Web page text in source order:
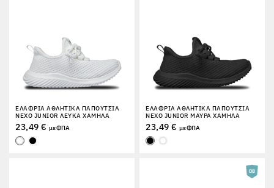
ΕΛΑΦΡΙΆ ΑΘΛΗΤΙΚΆ ΠΑΠΟΎΤΣΙΑ
NEXO JUNIOR ΛΕΥΚΆ ΧΑΜΗΛΆ
23,49 € με ΦΠΑ
ΕΛΑΦΡΙΆ ΑΘΛΗΤΙΚΆ ΠΑΠΟΎΤΣΙΑ
NEXO JUNIOR ΜΑΎΡΑ ΧΑΜΗΛΆ
23,49 € με ΦΠΑ